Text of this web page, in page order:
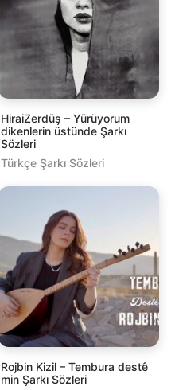
HiraiZerdüş – Yürüyorum
dikenlerin üstünde Şarkı
Sözleri
Türkçe Şarkı Sözleri
Rojbin Kizil – Tembura destê
min Şarkı Sözleri